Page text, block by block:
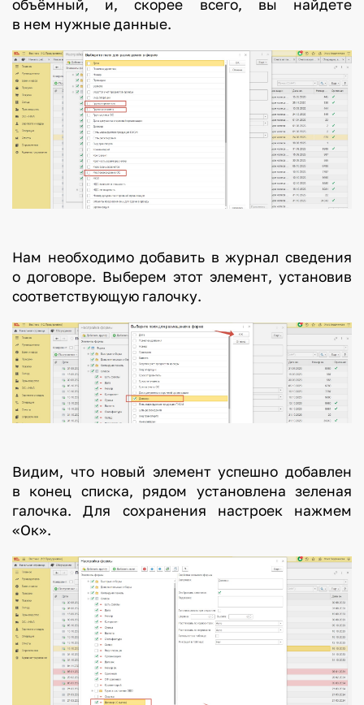
объёмный, и, скорее всего, вы найдете
в нем нужные данные.
Нам необходимо добавить в журнал сведения
о договоре. Выберем этот элемент, установив
соответствующую галочку.
Видим, что новый элемент успешно добавлен
в конец списка, рядом установлена зеленая
галочка. Для сохранения настроек нажмем
«Ок».